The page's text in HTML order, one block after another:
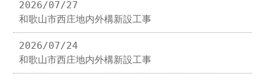
2026/07/27
和歌山市西庄地内外構新設工事
2026/07/24
和歌山市西庄地内外構新設工事